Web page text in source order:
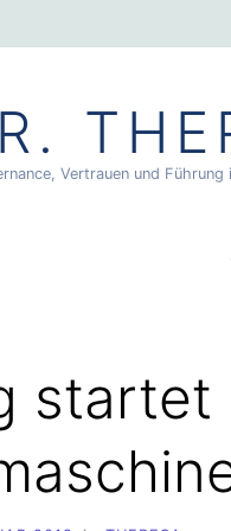
Vertrauen und
startet